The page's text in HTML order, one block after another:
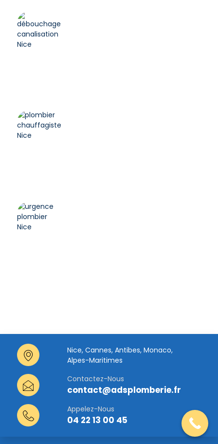
Nice, Cannes, Antibes, Monaco,
Alpes-Maritimes
Contactez-Nous
contact@adsplomberie.fr
Appelez-Nous
04 22 13 00 45